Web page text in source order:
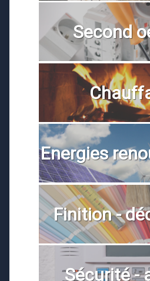
Second
Energies
Finition -
Sécurité -